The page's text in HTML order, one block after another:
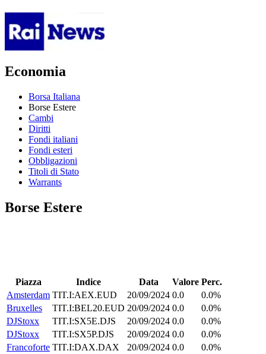
Economia
Borsa Italiana
Borse Estere
Cambi
Diritti
Fondi italiani
Fondi esteri
Obbligazioni
Titoli di Stato
Warrants
Borse Estere
Piazza Indice Data Valore Perc.
Amsterdam TIT.I:AEX.EUD 20/09/2024 0.0
0.0%
Bruxelles
TIT.I:BEL20.EUD 20/09/2024 0.0
0.0%
DJStoxx
TIT.I:SX5E.DJS 20/09/2024 0.0
0.0%
DJStoxx
TIT.I:SX5P.DJS 20/09/2024 0.0
0.0%
Francoforte TIT.I:DAX.DAX 20/09/2024 0.0
0.0%